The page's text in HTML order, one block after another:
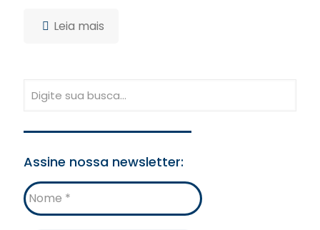
Leia mais
Assine nossa newsletter:
Nome